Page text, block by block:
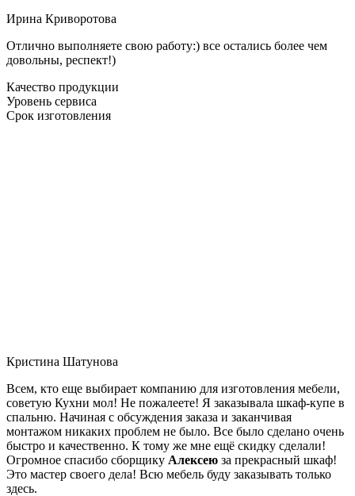
Ирина Криворотова
Отлично выполняете свою работу:) все остались более чем
довольны, респект!)
Качество продукции
Уровень сервиса
Срок изготовления
Кристина Шатунова
Всем, кто еще выбирает компанию для изготовления мебели,
советую Кухни мол! Не пожалеете! Я заказывала шкаф-купе в
спальню. Начиная с обсуждения заказа и заканчивая
монтажом никаких проблем не было. Все было сделано очень
быстро и качественно. К тому же мне ещё скидку сделали!
Огромное спасибо сборщику Алексею за прекрасный шкаф!
Это мастер своего дела! Всю мебель буду заказывать только
здесь.